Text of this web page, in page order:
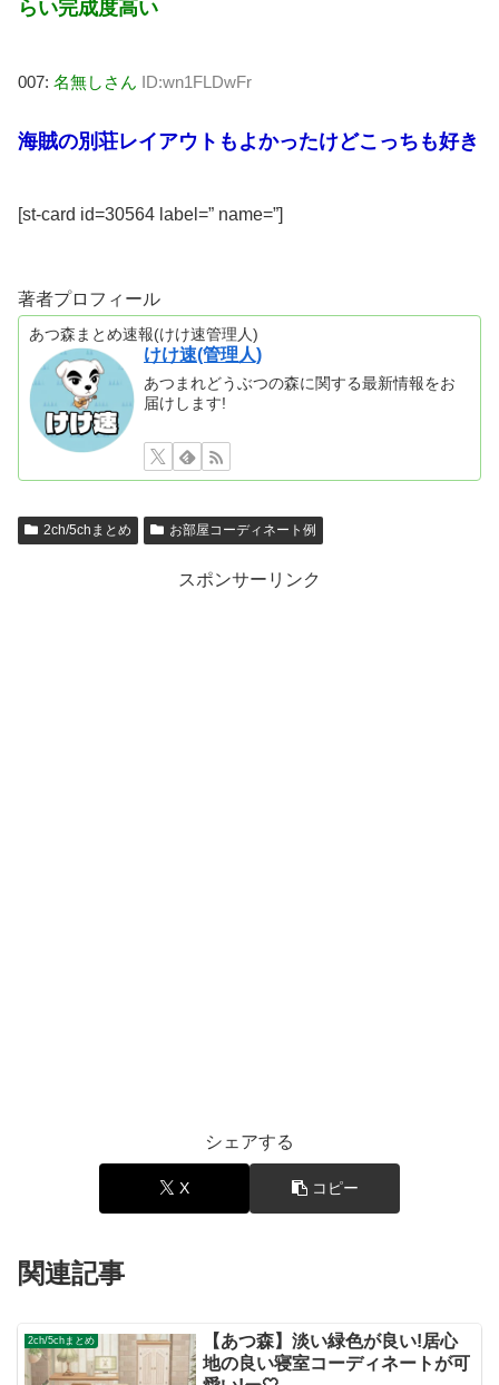
らい完成度高い
007: 名無しさん ID:wn1FLDwFr
海賊の別荘レイアウトもよかったけどこっちも好き
[st-card id=30564 label=” name=”]
著者プロフィール
あつ森まとめ速報(けけ速管理人)
けけ速(管理人)
あつまれどうぶつの森に関する最新情報をお
届けします!
2ch/5chまとめ お部屋コーディネート例
スポンサーリンク
シェアする
X コピー
関連記事
2ch/5chまとめ
【あつ森】淡い緑色が良い!居心
地の良い寝室コーディネートが可